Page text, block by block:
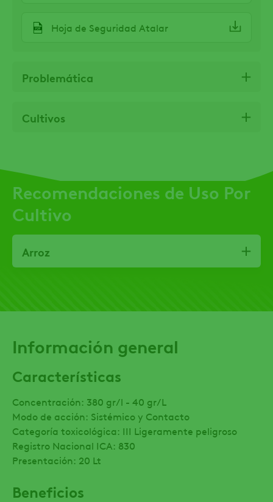
Información general
Características
Concentración: 380 gr/l - 40 gr/L
Modo de acción: Sistémico y Contacto
Categoría toxicológica: III Ligeramente peligroso
Registro Nacional ICA: 830
Presentación: 20 Lt
Beneficios
Hoja de Seguridad Atalar
Problemática
Cultivos
Recomendaciones de Uso Por
Cultivo
Arroz